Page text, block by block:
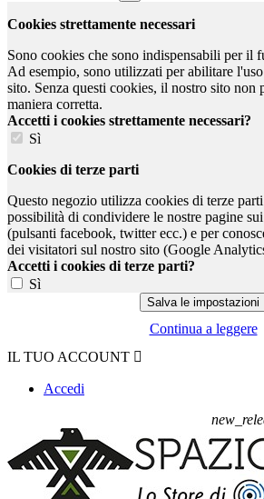
Cookies strettamente necessari
Sono cookies che sono indispensabili per il
Ad esempio, sono utilizzati per abilitare
sito. Senza questi cookies, il nostro sito non
maniera corretta.
Accetti i cookies strettamente necessari?
Sì
Cookies di terze parti
Questo negozio utilizza cookies di terze
possibilità di condividere le nostre pagine
(pulsanti facebook, twitter ecc.) e per
dei visitatori sul nostro sito (Google
Accetti i cookies di terze parti?
Sì
Continua a leggere
IL TUO ACCOUNT 
Accedi